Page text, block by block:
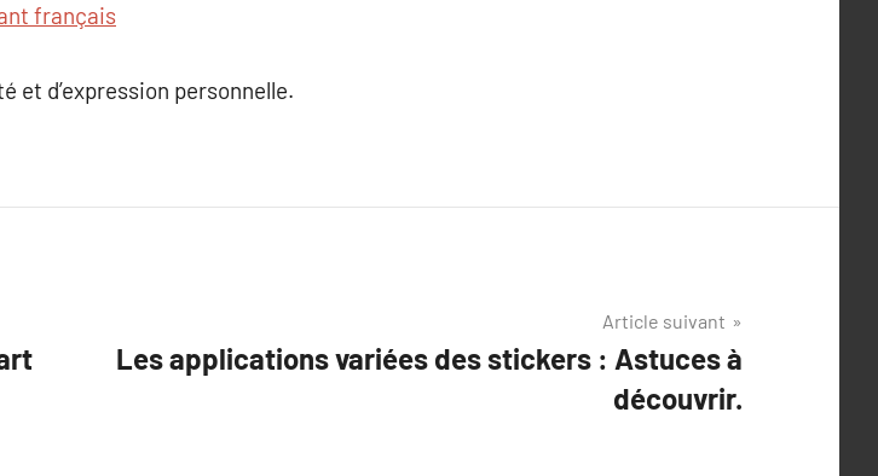
français
et d’expression personnelle.
Article suivant
Les applications variées des stickers : Astuces à
découvrir.